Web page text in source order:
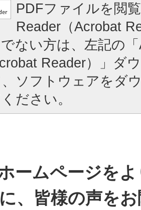
PDFファイルを閲
Reader（Acrobat
ない方は、左記の
Reader）」ダ
ソフトウェアをダ
ださい。
ームページを
、皆様の声を